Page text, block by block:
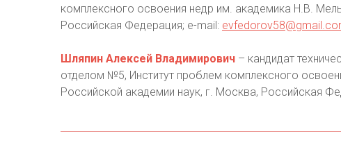
комплексного освоения недр им. академика Н.В.
Российская Федерация; e-mail:
Шляпин Алексей Владимирович – кандидат
отделом №5, Институт проблем комплексного
Российской академии наук, г. Москва, Российская